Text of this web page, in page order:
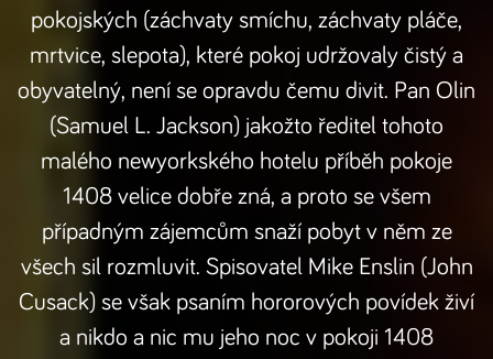
pokojských (záchvaty smíchu, záchvaty pláče,
mrtvice, slepota), které pokoj udržovaly čistý a
obyvatelný, není se opravdu čemu divit. Pan Olin
(Samuel L. Jackson) jakožto ředitel tohoto
malého newyorkského hotelu příběh pokoje
1408 velice dobře zná, a proto se všem
případným zájemcům snaží pobyt v něm ze
všech sil rozmluvit. Spisovatel Mike Enslin (John
Cusack) se však psaním hororových povídek živí
a nikdo a nic mu jeho noc v pokoji 1408